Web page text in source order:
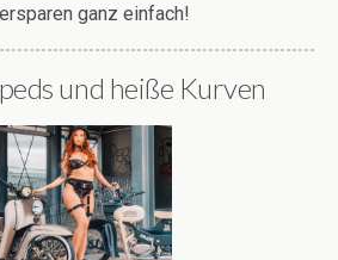
ganz einfach!
und heiße Kurven